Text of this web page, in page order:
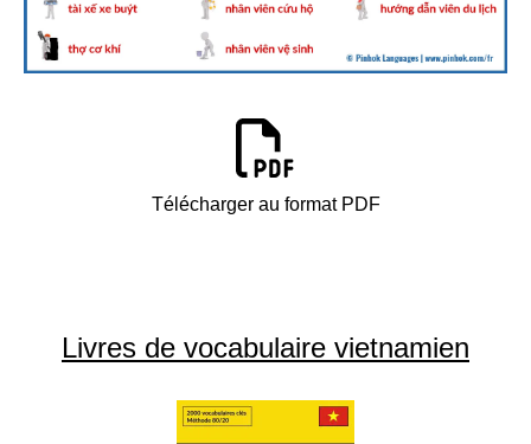
Télécharger au format PDF
Livres de vocabulaire vietnamien